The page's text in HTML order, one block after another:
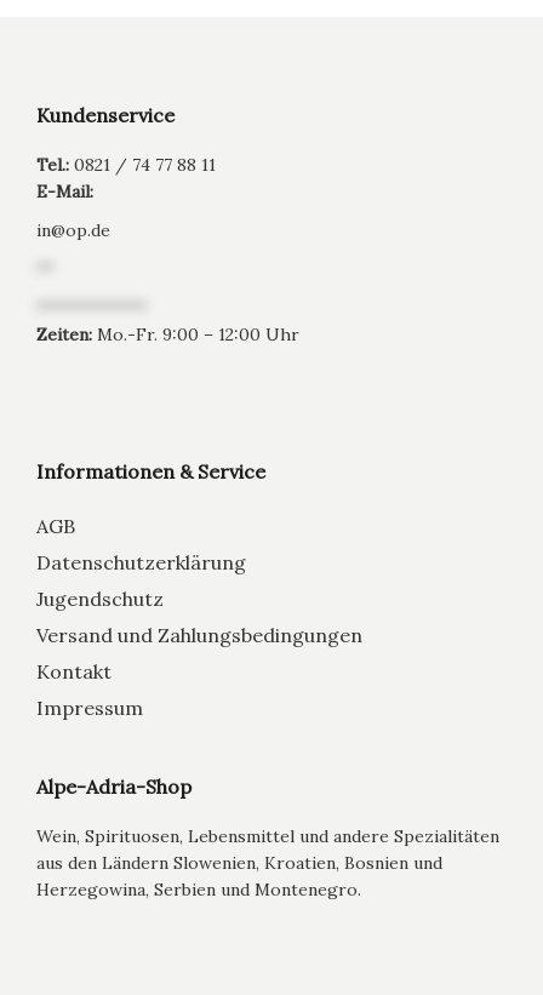
Kundenservice
Tel.: 0821 / 74 77 88 11
E-Mail:
in@op.de
Zeiten: Mo.-Fr. 9:00 – 12:00 Uhr
Informationen & Service
AGB
Datenschutzerklärung
Jugendschutz
Versand und Zahlungsbedingungen
Kontakt
Impressum
Alpe-Adria-Shop
Wein, Spirituosen, Lebensmittel und andere Spezialitäten
aus den Ländern Slowenien, Kroatien, Bosnien und
Herzegowina, Serbien und Montenegro.